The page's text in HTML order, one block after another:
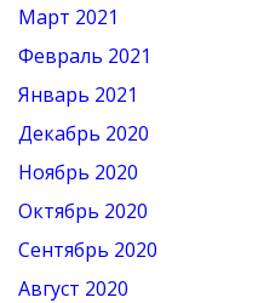
Март 2021
Февраль 2021
Январь 2021
Декабрь 2020
Ноябрь 2020
Октябрь 2020
Сентябрь 2020
Август 2020